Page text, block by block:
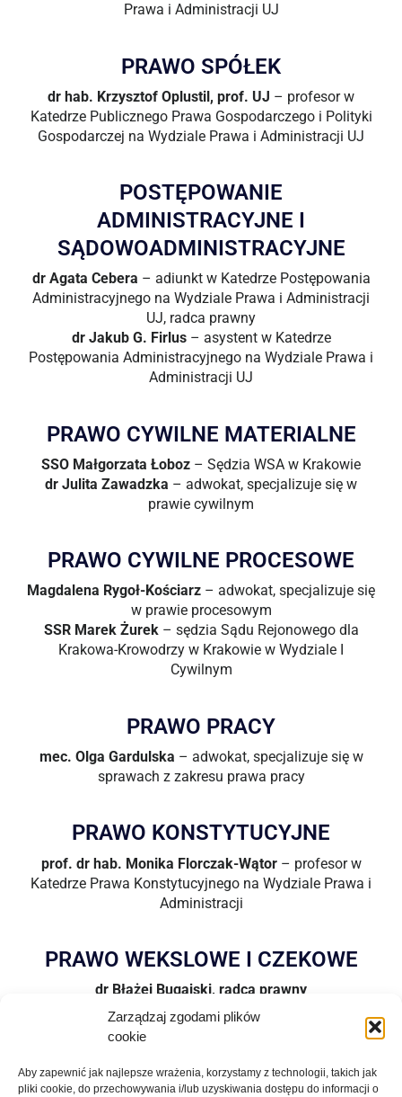
Zarządzaj zgodami plików
cookie
Aby zapewnić jak najlepsze wrażenia, korzystamy z technologii, takich jak
pliki cookie, do przechowywania i/lub uzyskiwania dostępu do informacji o
Prawa i Administracji UJ
PRAWO SPÓŁEK
dr hab. Krzysztof Oplustil, prof. UJ – profesor w
Katedrze Publicznego Prawa Gospodarczego i Polityki
Gospodarczej na Wydziale Prawa i Administracji UJ
POSTĘPOWANIE
ADMINISTRACYJNE I
SĄDOWOADMINISTRACYJNE
dr Agata Cebera – adiunkt w Katedrze Postępowania
Administracyjnego na Wydziale Prawa i Administracji
UJ, radca prawny
dr Jakub G. Firlus– asystent w Katedrze
Postępowania Administracyjnego na Wydziale Prawa i
Administracji UJ
PRAWO CYWILNE MATERIALNE
SSO Małgorzata Łoboz – Sędzia WSA w Krakowie
dr Julita Zawadzka – adwokat, specjalizuje się w
prawie cywilnym
PRAWO CYWILNE PROCESOWE
Magdalena Rygoł-Kościarz – adwokat, specjalizuje się
w prawie procesowym
SSR Marek Żurek– sędzia Sądu Rejonowego dla
Krakowa-Krowodrzy w Krakowie w Wydziale I
Cywilnym
PRAWO PRACY
mec. Olga Gardulska – adwokat, specjalizuje się w
sprawach z zakresu prawa pracy
PRAWO KONSTYTUCYJNE
prof. dr hab. Monika Florczak-Wątor – profesor w
Katedrze Prawa Konstytucyjnego na Wydziale Prawa i
Administracji
PRAWO WEKSLOWE I CZEKOWE
dr Błażej Bugajski, radca prawny
PRAWO UNII EUROPEJSKIEJ
dr hab. Ilona Przybojewska